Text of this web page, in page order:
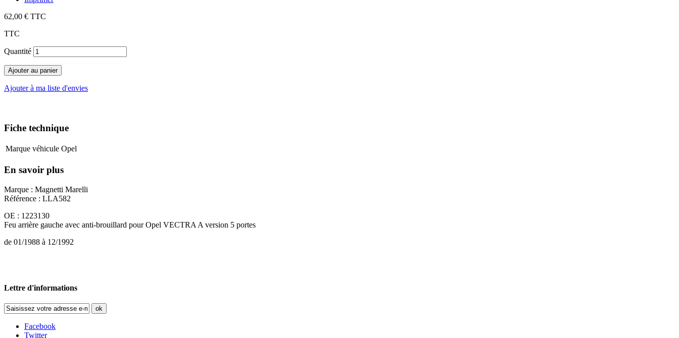
62,00 € TTC
TTC
Quantité
Ajouter au panier
Ajouter à ma liste d'envies
Fiche technique
Marque véhicule Opel
En savoir plus
Marque : Magnetti Marelli
Référence : LLA582
OE : 1223130
Feu arrière gauche avec anti-brouillard pour Opel VECTRA A version 5 portes
de 01/1988 à 12/1992
Lettre d'informations
ok
Facebook
Twitter